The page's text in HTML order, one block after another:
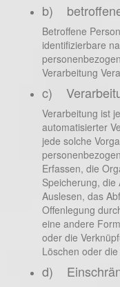
b)
Betroffene
identifizierbare
Verarbeitung
c)
Verarbeitung ist
automatisierter
jede solche
Erfassen, die
Speicherung,
Auslesen, das
Offenlegung
eine andere
oder die
Löschen oder
d)